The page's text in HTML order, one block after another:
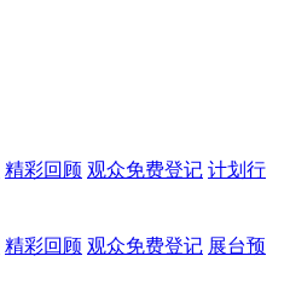
精彩回顾 观众免费登记 计划行
精彩回顾 观众免费登记 展台预